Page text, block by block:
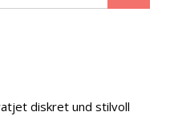
diskret und stilvoll